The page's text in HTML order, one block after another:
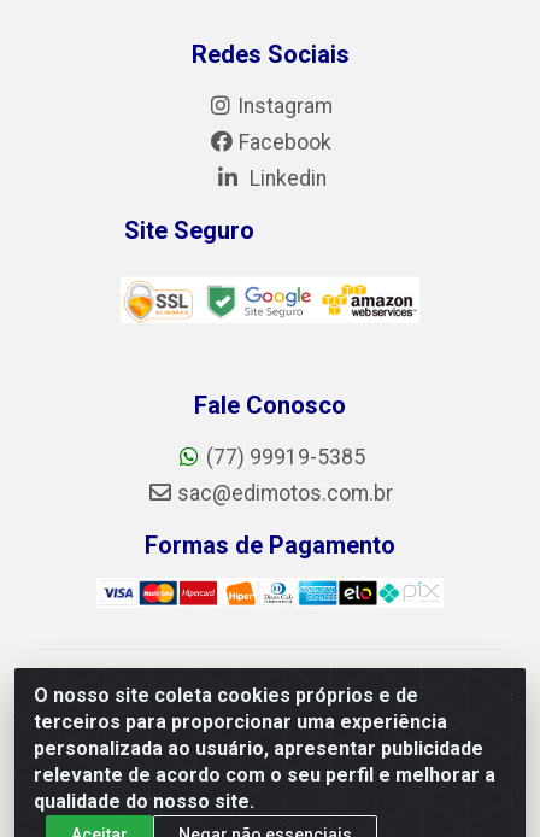
O nosso site coleta cookies próprios e de
terceiros para proporcionar uma experiência
personalizada ao usuário, apresentar publicidade
relevante de acordo com o seu perfil e melhorar a
qualidade do nosso site.
Redes Sociais
Instagram
Facebook
Linkedin
Site Seguro
Fale Conosco
(77) 99919-5385
sac@edimotos.com.br
Formas de Pagamento
Edimotos Edilson Martins do Prado Ferraz LTDA - CNPJ
06.184.828/0001-23 - Rua Libano, 255, L-1,
Jd.guanabara - Felicia, Vitória da Conquista/BA - CEP
45055-225